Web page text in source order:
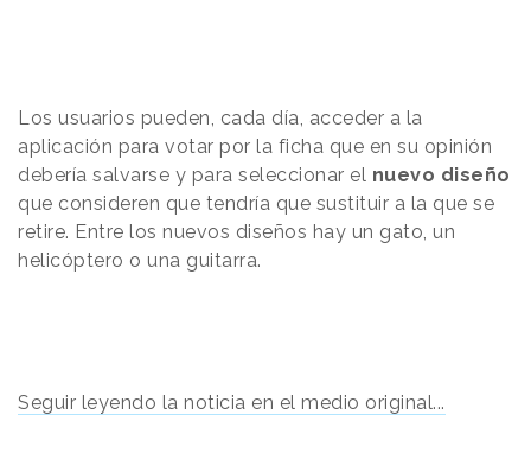
Los usuarios pueden, cada día, acceder a la
aplicación para votar por la ficha que en su opinión
debería salvarse y para seleccionar el nuevo diseño
que consideren que tendría que sustituir a la que se
retire. Entre los nuevos diseños hay un gato, un
helicóptero o una guitarra.
Seguir leyendo la noticia en el medio original...